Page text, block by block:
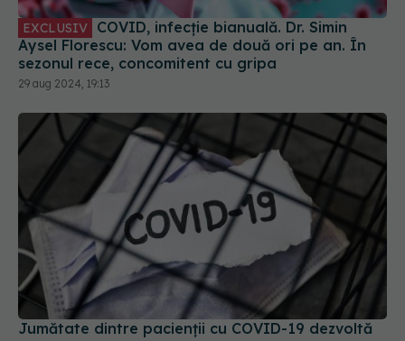
29 aug 2024, 19:13
Jumătate dintre pacienții cu COVID-19 dezvoltă
long-COVID
15 dec 2025, 19:11